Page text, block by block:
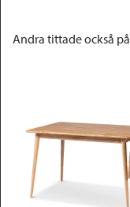
Andra tittade också på